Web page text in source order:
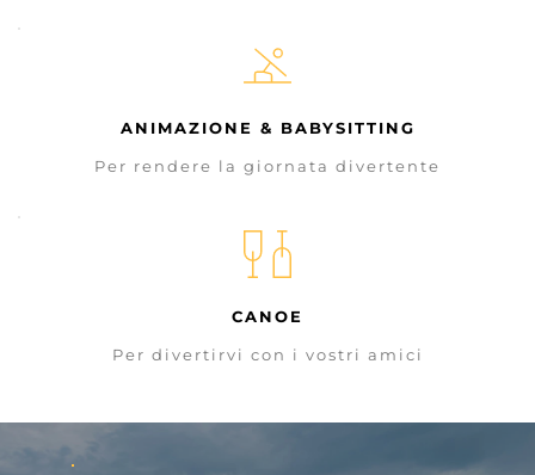
ANIMAZIONE & BABYSITTING
Per rendere la giornata divertente
CANOE
Per divertirvi con i vostri amici